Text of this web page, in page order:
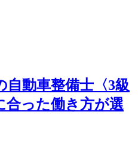
動車整備士〈3級
合った働き方が選